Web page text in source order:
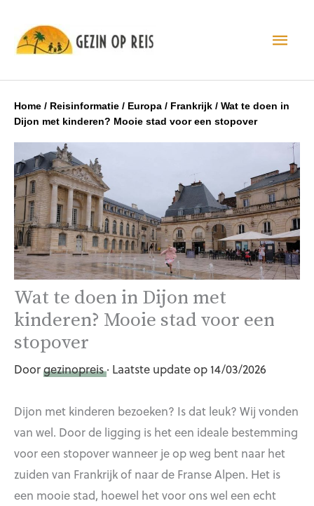
Home / Reisinformatie / Europa / Frankrijk / Wat te doen in
Dijon met kinderen? Mooie stad voor een stopover
Wat te doen in Dijon met
kinderen? Mooie stad voor een
stopover
Doorgezinopreis· Laatste update op 14/03/2026
Dijon met kinderen bezoeken? Is dat leuk? Wij vonden
van wel. Door de ligging is het een ideale bestemming
voor een stopover wanneer je op weg bent naar het
zuiden van Frankrijk of naar de Franse Alpen. Het is
een mooie stad, hoewel het voor ons wel een echt